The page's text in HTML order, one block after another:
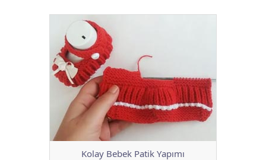
Kolay Bebek Patik Yapımı